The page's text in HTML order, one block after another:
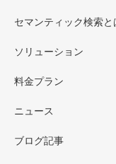
セマンティック検索と
ソリューション
料金プラン
ニュース
ブログ記事